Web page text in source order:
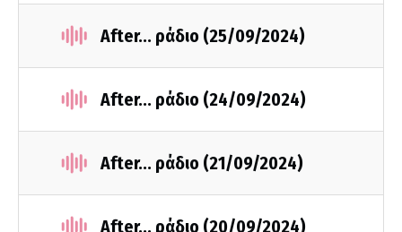
After... ράδιο (25/09/2024)
After... ράδιο (24/09/2024)
After... ράδιο (21/09/2024)
After... ράδιο (20/09/2024)